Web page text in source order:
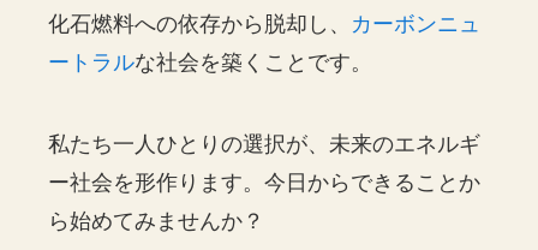
化石燃料への依存から脱却し、 カーボンニュ
ートラルな社会を築くことです。
私たち一人ひとりの選択が、未来のエネルギ
ー社会を形作ります。今日からできることか
ら始めてみませんか？